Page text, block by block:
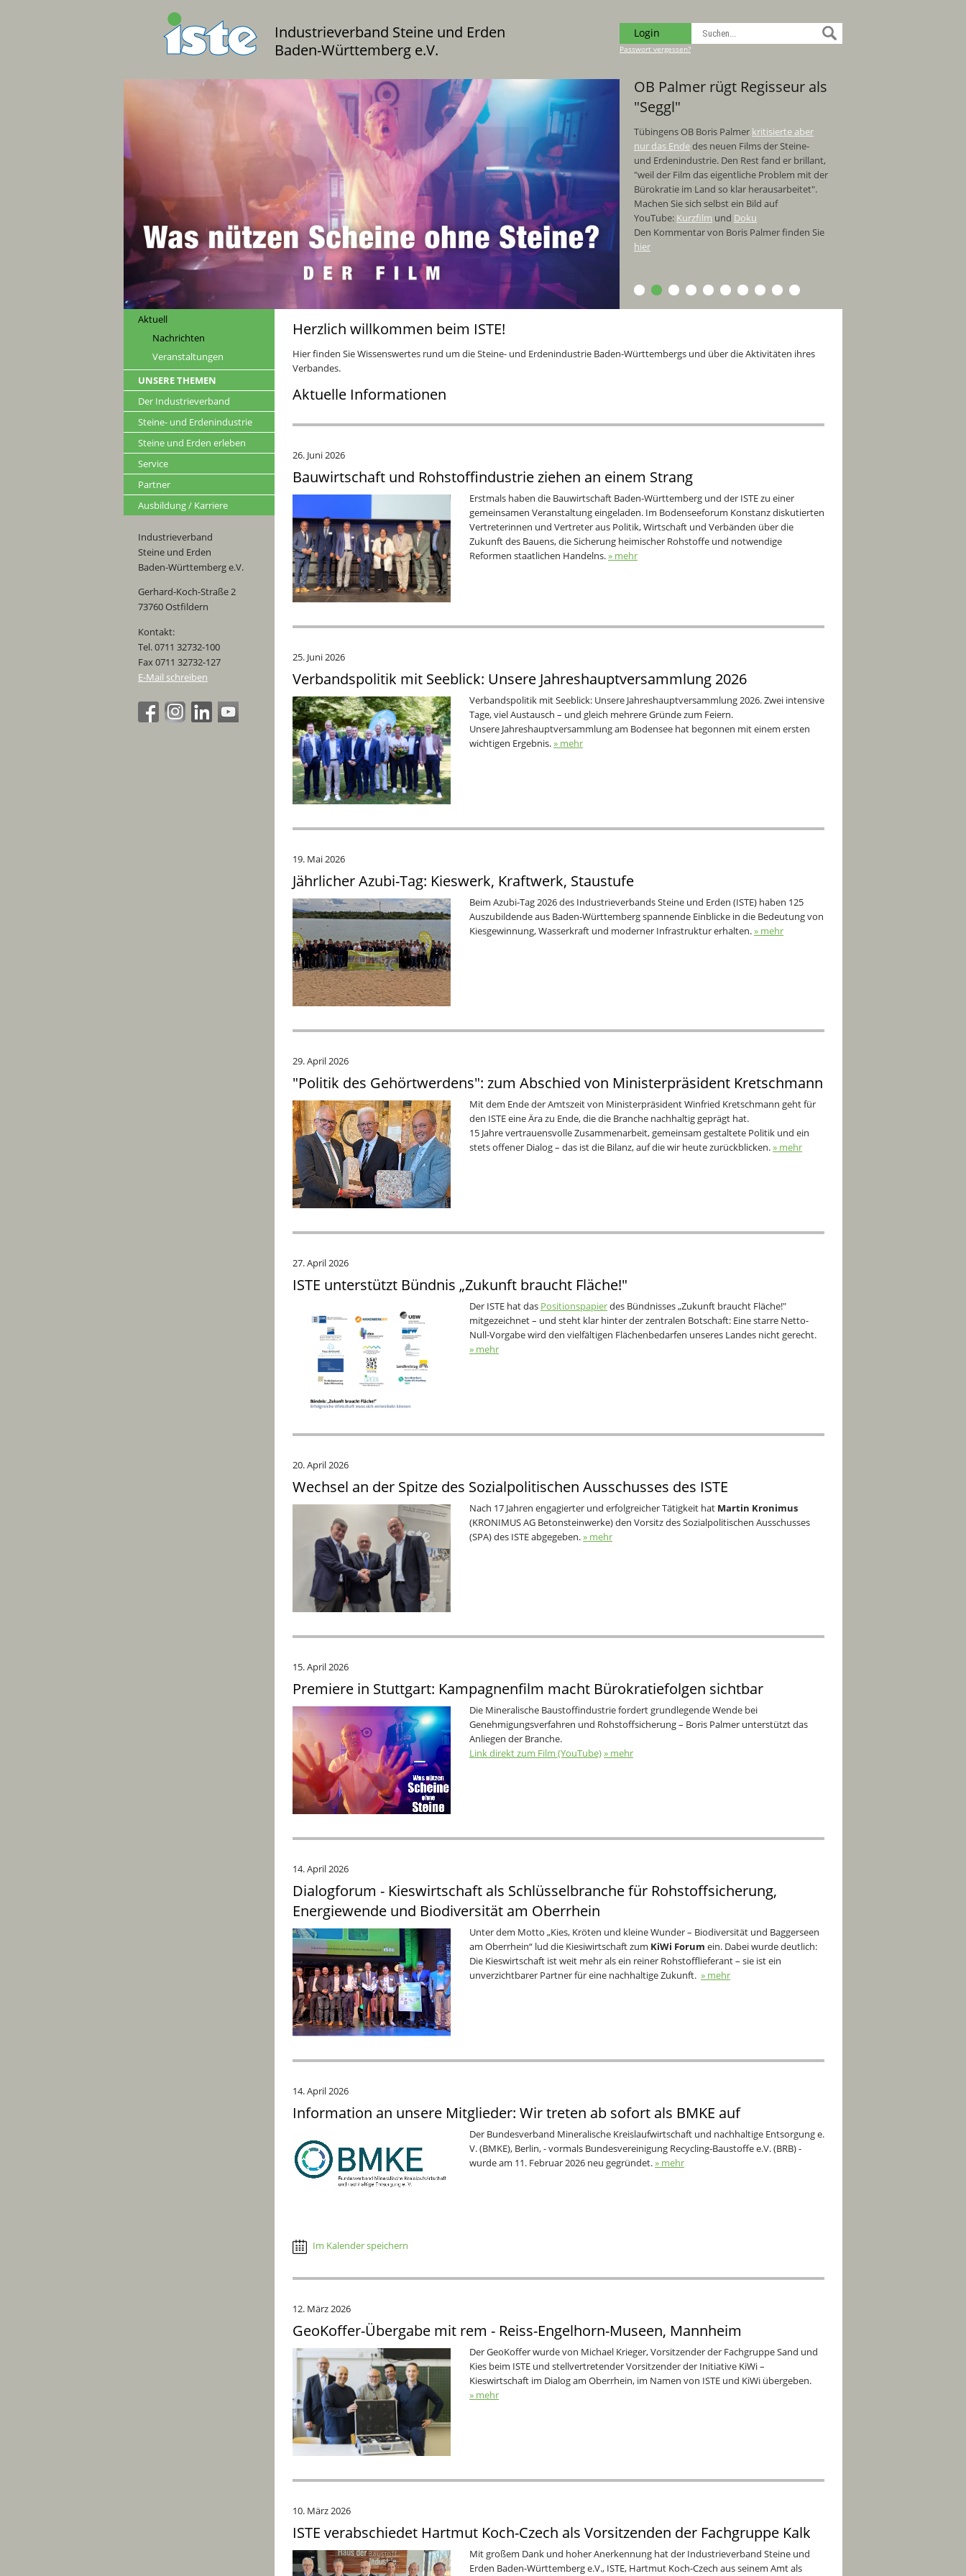
Industrieverband Steine und Erden
Baden-Württemberg e.V.
Login
Passwort vergessen?
OB Palmer rügt Regisseur als
"Seggl"
Tübingens OB Boris Palmer kritisierte aber
nur das Endedes neuen Films der Steine-
und Erdenindustrie. Den Rest fand er brillant,
"weil der Film das eigentliche Problem mit der
Bürokratie im Land so klar herausarbeitet".
Machen Sie sich selbst ein Bild auf
YouTube: Kurzfilm und Doku
Den Kommentar von Boris Palmer finden Sie
hier
Aktuell
Nachrichten
Veranstaltungen
UNSERE THEMEN
Der Industrieverband
Steine- und Erdenindustrie
Steine und Erden erleben
Service
Partner
Ausbildung / Karriere
Industrieverband
Steine und Erden
Baden-Württemberg e.V.
Gerhard-Koch-Straße 2
73760 Ostfildern
Kontakt:
Tel. 0711 32732-100
Fax 0711 32732-127
E-Mail schreiben
Herzlich willkommen beim ISTE!
Hier finden Sie Wissenswertes rund um die Steine- und Erdenindustrie Baden-Württembergs und über die Aktivitäten ihres
Verbandes.
Aktuelle Informationen
26. Juni 2026
Bauwirtschaft und Rohstoffindustrie ziehen an einem Strang
Erstmals haben die Bauwirtschaft Baden-Württemberg und der ISTE zu einer
gemeinsamen Veranstaltung eingeladen. Im Bodenseeforum Konstanz diskutierten
Vertreterinnen und Vertreter aus Politik, Wirtschaft und Verbänden über die
Zukunft des Bauens, die Sicherung heimischer Rohstoffe und notwendige
Reformen staatlichen Handelns.» mehr
25. Juni 2026
Verbandspolitik mit Seeblick: Unsere Jahreshauptversammlung 2026
Verbandspolitik mit Seeblick: Unsere Jahreshauptversammlung 2026. Zwei intensive
Tage, viel Austausch – und gleich mehrere Gründe zum Feiern.
Unsere Jahreshauptversammlung am Bodensee hat begonnen mit einem ersten
wichtigen Ergebnis.» mehr
19. Mai 2026
Jährlicher Azubi-Tag: Kieswerk, Kraftwerk, Staustufe
Beim Azubi‑Tag 2026 des Industrieverbands Steine und Erden (ISTE) haben 125
Auszubildende aus Baden‑Württemberg spannende Einblicke in die Bedeutung von
Kiesgewinnung, Wasserkraft und moderner Infrastruktur erhalten.» mehr
29. April 2026
"Politik des Gehörtwerdens": zum Abschied von Ministerpräsident Kretschmann
Mit dem Ende der Amtszeit von Ministerpräsident Winfried Kretschmann geht für
den ISTE eine Ära zu Ende, die die Branche nachhaltig geprägt hat.
15 Jahre vertrauensvolle Zusammenarbeit, gemeinsam gestaltete Politik und ein
stets offener Dialog – das ist die Bilanz, auf die wir heute zurückblicken.» mehr
27. April 2026
ISTE unterstützt Bündnis „Zukunft braucht Fläche!"
Der ISTE hat das Positionspapierdes Bündnisses „Zukunft braucht Fläche!"
mitgezeichnet – und steht klar hinter der zentralen Botschaft: Eine starre Netto-
Null-Vorgabe wird den vielfältigen Flächenbedarfen unseres Landes nicht gerecht.
» mehr
20. April 2026
Wechsel an der Spitze des Sozialpolitischen Ausschusses des ISTE
Nach 17 Jahren engagierter und erfolgreicher Tätigkeit hat Martin Kronimus
(KRONIMUS AG Betonsteinwerke) den Vorsitz des Sozialpolitischen Ausschusses
(SPA) des ISTE abgegeben.» mehr
15. April 2026
Premiere in Stuttgart: Kampagnenfilm macht Bürokratiefolgen sichtbar
Die Mineralische Baustoffindustrie fordert grundlegende Wende bei
Genehmigungsverfahren und Rohstoffsicherung – Boris Palmer unterstützt das
Anliegen der Branche.
Link direkt zum Film (YouTube)» mehr
14. April 2026
Dialogforum - Kieswirtschaft als Schlüsselbranche für Rohstoffsicherung,
Energiewende und Biodiversität am Oberrhein
Unter dem Motto „Kies, Kröten und kleine Wunder – Biodiversität und Baggerseen
am Oberrhein“ lud die Kiesiwirtschaft zum KiWi Forum ein. Dabei wurde deutlich:
Die Kieswirtschaft ist weit mehr als ein reiner Rohstofflieferant – sie ist ein
unverzichtbarer Partner für eine nachhaltige Zukunft. » mehr
14. April 2026
Information an unsere Mitglieder: Wir treten ab sofort als BMKE auf
Der Bundesverband Mineralische Kreislaufwirtschaft und nachhaltige Entsorgung e.
V. (BMKE), Berlin, - vormals Bundesvereinigung Recycling-Baustoffe e.V. (BRB) -
wurde am 11. Februar 2026 neu gegründet.» mehr
Im Kalender speichern
12. März 2026
GeoKoffer-Übergabe mit rem - Reiss-Engelhorn-Museen, Mannheim
Der GeoKoffer wurde von Michael Krieger, Vorsitzender der Fachgruppe Sand und
Kies beim ISTE und stellvertretender Vorsitzender der Initiative KiWi –
Kieswirtschaft im Dialog am Oberrhein, im Namen von ISTE und KiWi übergeben.
» mehr
10. März 2026
ISTE verabschiedet Hartmut Koch-Czech als Vorsitzenden der Fachgruppe Kalk
Mit großem Dank und hoher Anerkennung hat der Industrieverband Steine und
Erden Baden-Württemberg e.V., ISTE, Hartmut Koch-Czech aus seinem Amt als